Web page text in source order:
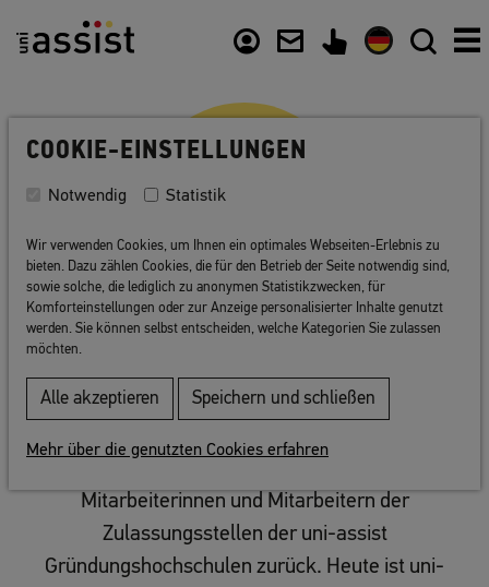
Das uni-assist Verfahren geht in seinen
Mitarbeiterinnen und Mitarbeitern der
Zulassungsstellen der uni-assist
Gründungshochschulen zurück. Heute ist uni-
COOKIE-EINSTELLUNGEN
Notwendig Statistik
Wir verwenden Cookies, um Ihnen ein optimales Webseiten-Erlebnis zu
bieten. Dazu zählen Cookies, die für den Betrieb der Seite notwendig sind,
sowie solche, die lediglich zu anonymen Statistikzwecken, für
Komforteinstellungen oder zur Anzeige personalisierter Inhalte genutzt
werden. Sie können selbst entscheiden, welche Kategorien Sie zulassen
möchten.
Alle akzeptieren Speichern und schließen
Mehr über die genutzten Cookies erfahren